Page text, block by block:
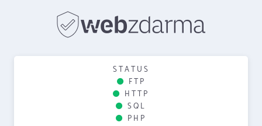
STATUS
FTP
HTTP
SQL
PHP